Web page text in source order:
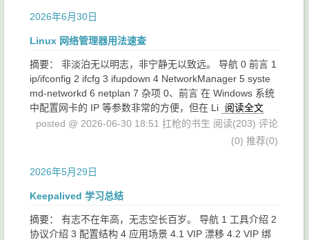
2026年6月30日
Linux 网络管理器用法速查
摘要： 非淡泊无以明志，非宁静无以致远。 导航 0 前言 1
ip/ifconfig 2 ifcfg 3 ifupdown 4 NetworkManager 5 syste
md-networkd 6 netplan 7 杂项 0、前言 在 Windows 系统
中配置网卡的 IP 等参数非常的方便，但在 Li
阅读全文
posted @ 2026-06-30 18:51 扛枪的书生 阅读(203) 评论
(0) 推荐(0)
2026年5月29日
Keepalived 学习总结
摘要： 有志不在年高，无志空长百岁。 导航 1 工具介绍 2
协议介绍 3 配置结构 4 应用场景 4.1 VIP 漂移 4.2 VIP 绑